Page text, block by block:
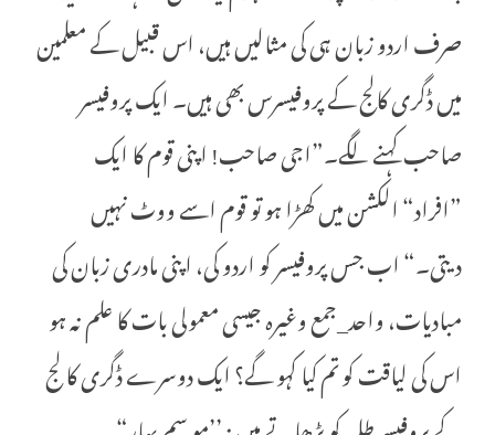
صرف اردو زبان ہی کی مثالیں ہیں، اس قبیل کے معلمین
میں ڈگری کالج کے پروفیسرس بھی ہیں۔ ایک پروفیسر
صاحب کہنے لگے۔”اجی صاحب! اپنی قوم کا ایک
”افراد“ الکشن میں کھڑا ہو تو قوم اسے ووٹ نہیں
دیتی۔“ اب جس پروفیسر کو اردو کی، اپنی مادری زبان کی
مبادیات، واحد_جمع وغیرہ جیسی معمولی بات کا علم نہ ہو
اس کی لیاقت کو تم کیا کہو گے؟ ایک دوسرے ڈگری کا لج